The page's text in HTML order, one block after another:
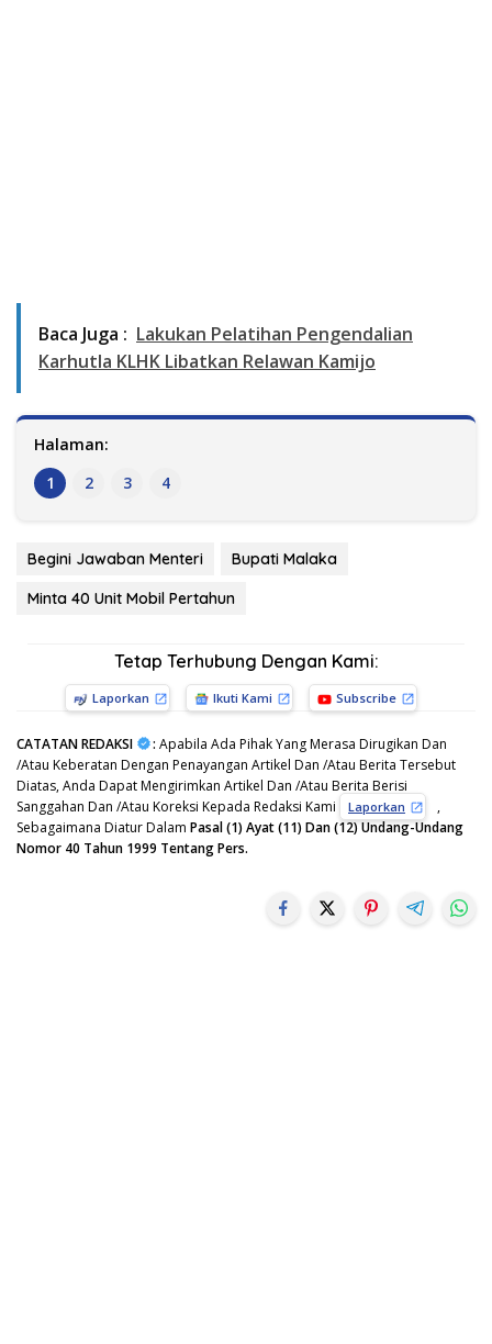
Baca Juga : Lakukan Pelatihan Pengendalian
Karhutla KLHK Libatkan Relawan Kamijo
Halaman:
1
2 3 4
Begini Jawaban Menteri
Bupati Malaka
Minta 40 Unit Mobil Pertahun
Tetap Terhubung Dengan Kami:
Laporkan Ikuti Kami Subscribe
CATATAN REDAKSI : Apabila Ada Pihak Yang Merasa Dirugikan Dan
/Atau Keberatan Dengan Penayangan Artikel Dan /Atau Berita Tersebut
Diatas, Anda Dapat Mengirimkan Artikel Dan /Atau Berita Berisi
Sanggahan Dan /Atau Koreksi Kepada Redaksi Kami
Laporkan
,
Sebagaimana Diatur Dalam Pasal (1) Ayat (11) Dan (12) Undang-Undang
Nomor 40 Tahun 1999 Tentang Pers.